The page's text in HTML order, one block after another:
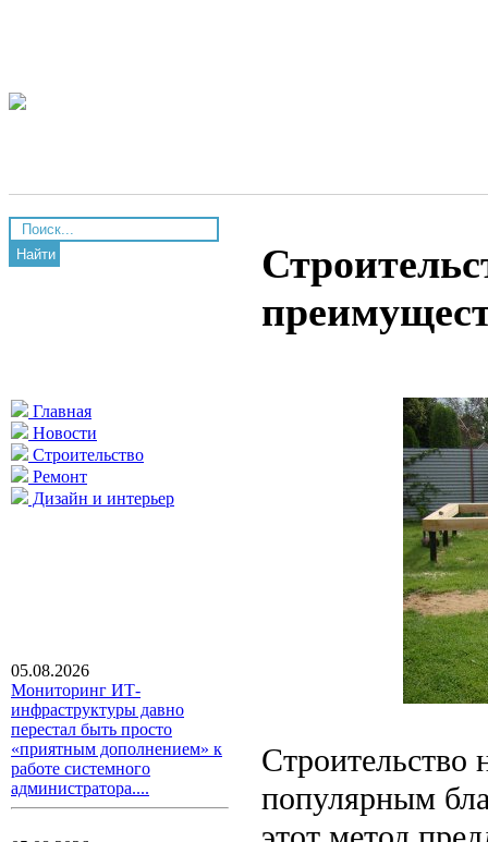
Найти
Главная
Новости
Строительство
Ремонт
Дизайн и интерьер
05.08.2026
Мониторинг ИТ-
инфраструктуры давно
перестал быть просто
«приятным дополнением» к
работе системного
администратора....
Строительство
популярным